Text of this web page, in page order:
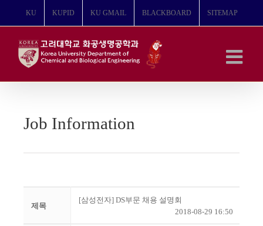
뛰
KU KUPID KU GMAIL BLACKBOARD SITEMAP
Job Information
제목
[삼성전자] DS부문 채용 설명회
2018-08-29 16:50